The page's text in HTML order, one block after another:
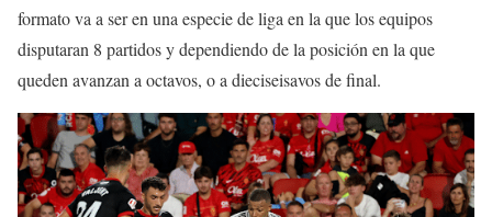
formato va a ser en una especie de liga en la que los equipos
disputaran 8 partidos y dependiendo de la posición en la que
queden avanzan a octavos, o a dieciseisavos de final.